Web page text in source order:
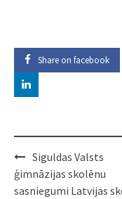
Share on facebook
Post
navigation
Siguldas Valsts
ģimnāzijas skolēnu
sasniegumi Latvijas